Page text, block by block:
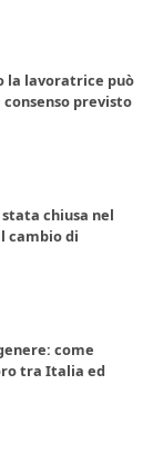
la lavoratrice può
previsto
stata chiusa nel
cambio di
come
tra Italia ed